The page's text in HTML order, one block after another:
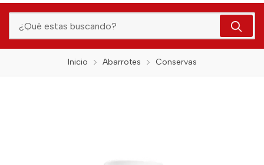
Inicio Abarrotes Conservas